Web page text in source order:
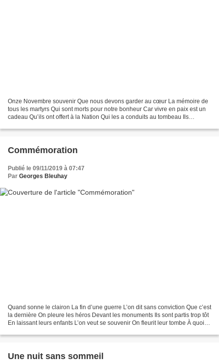
Onze Novembre souvenir Que nous devons garder au cœur La mémoire de
tous les martyrs Qui sont morts pour notre bonheur Car vivre en paix est un
cadeau Qu’ils ont offert à la Nation Qui les a conduits au tombeau Ils
Commémoration
Publié le 09/11/2019 à 07:47
Par Georges Bleuhay
Quand sonne le clairon La fin d’une guerre L’on dit sans conviction Que c’est
la dernière On pleure les héros Devant les monuments Ils sont partis trop tôt
En laissant leurs enfants L’on veut se souvenir On fleurit leur tombe À quoi
Une nuit sans sommeil